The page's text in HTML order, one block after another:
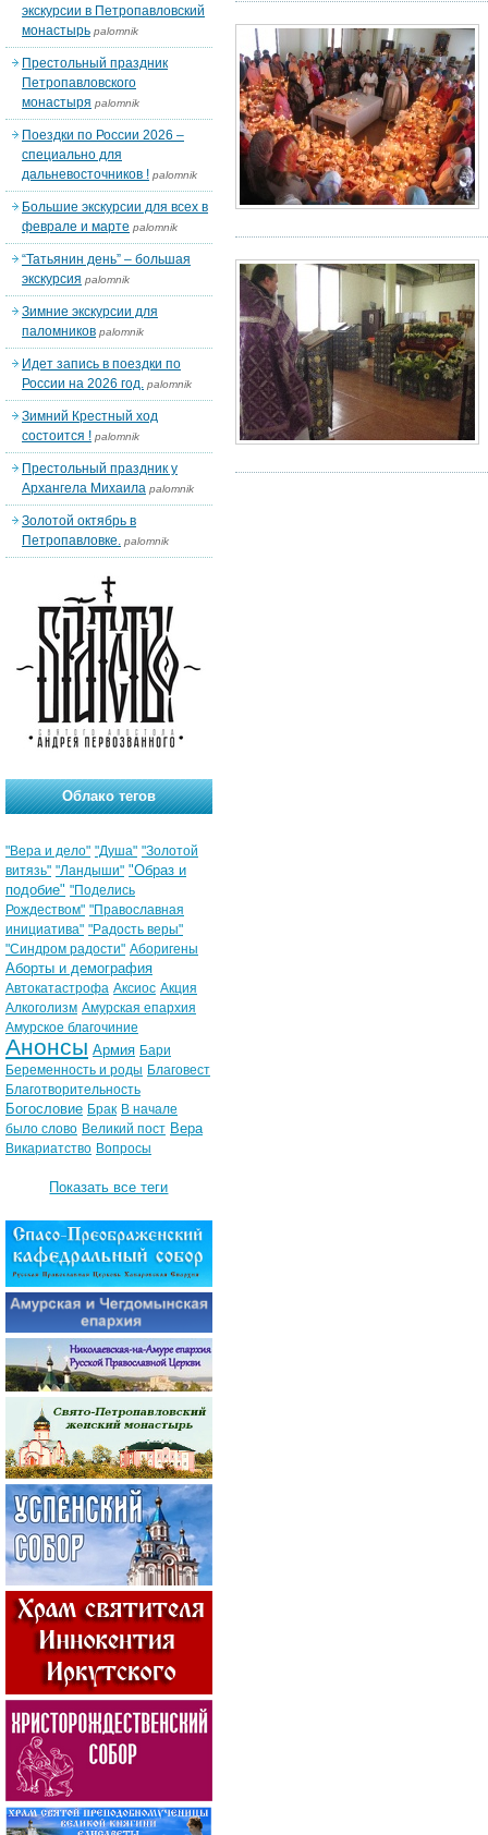
экскурсии в Петропавловский
монастырь palomnik
Престольный праздник
Петропавловского
монастыря palomnik
Поездки по России 2026 –
специально для
дальневосточников ! palomnik
Большие экскурсии для всех в
феврале и марте palomnik
“Татьянин день” – большая
экскурсия palomnik
Зимние экскурсии для
паломников palomnik
Идет запись в поездки по
России на 2026 год. palomnik
Зимний Крестный ход
состоится ! palomnik
Престольный праздник у
Архангела Михаила palomnik
Золотой октябрь в
Петропавловке. palomnik
Облако тегов
"Вера и дело" "Душа" "Золотой
витязь" "Ландыши" "Образ и
подобие" "Поделись
Рождеством" "Православная
инициатива" "Радость веры"
"Синдром радости" Аборигены
Аборты и демография
Автокатастрофа Аксиос Акция
Алкоголизм Амурская епархия
Амурское благочиние
Анонсы Армия Бари
Беременность и роды Благовест
Благотворительность
Богословие Брак В начале
было слово Великий пост Вера
Викариатство Вопросы
Показать все теги